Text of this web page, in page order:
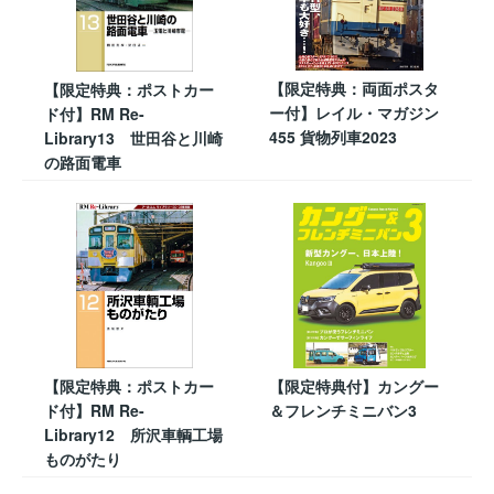
【限定特典：ポストカー
ド付】RM Re-
Library13 世田谷と川崎
の路面電車
【限定特典：両面ポスタ
ー付】レイル・マガジン
455 貨物列車2023
【限定特典：ポストカー
ド付】RM Re-
Library12 所沢車輌工場
ものがたり
【限定特典付】カングー
＆フレンチミニバン3